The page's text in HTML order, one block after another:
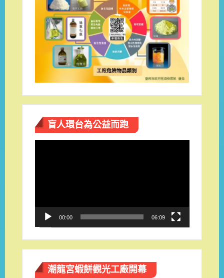
盲人環台​為公益而跑
00:00 06:09
潮龍宮蝦餅觀光工廠開幕